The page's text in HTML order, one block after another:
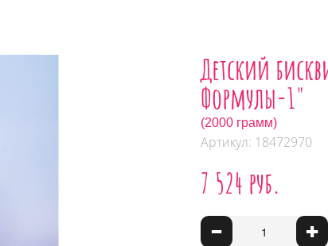
Детский
Формулы-1"
(2000 грамм)
Артикул: 18472970
7 524 руб.
- +